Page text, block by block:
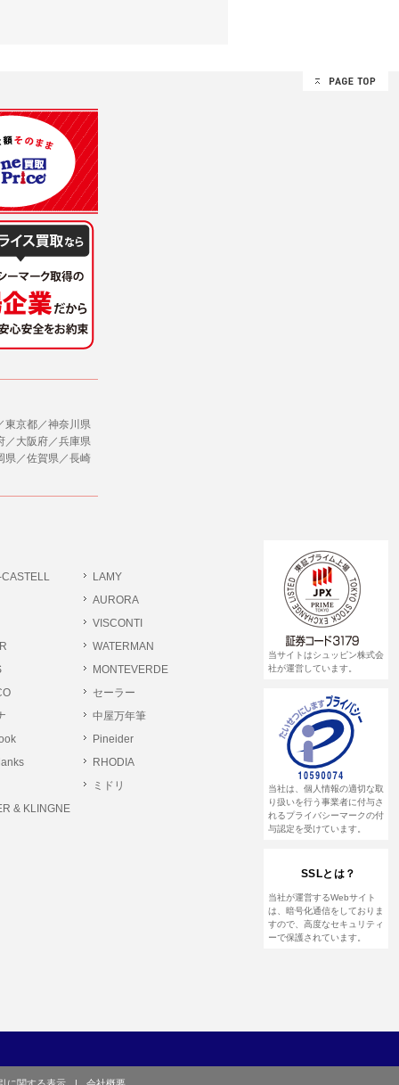
、お客様からのお申し出により利用を停
得ることが困難であるとき。
して協力する必要がある場合であって、
し、委託する場合は委託した個人データ
サービス等が利用できない場合があり
を閲覧・利用していただくためにクッ
タの削除を要求する権利があります。
提出や質問へのご回答をお願いすること
人情報相談窓口
(受付)
及び弊社が指定する個人情報などを、ユ
のとします。
、第三者の使用などによる損害の責任
きを行なうものとします。
用する過程において、弊社が知り得た情
クトメールなど）を行なう場合。
。
ザーに有益かつ便利な情報を提供する
購読の登録をするものとします。
きます。
さい。
ます。
れのある行為。
れのある行為。
れのある行為。
東京都／神奈川県
／大阪府／兵庫県
県／佐賀県／長崎
CASTELL
LAMY
AURORA
VISCONTI
WATERMAN
MONTEVERDE
セーラー
中屋万年筆
Pineider
RHODIA
ミドリ
& KLINGNE
当サイトはシュッピン株式会
社が運営しています。
当社は、個人情報の適切な取
り扱いを行う事業者に付与さ
れるプライバシーマークの付
与認定を受けています。
SSLとは？
当社が運営するWebサイト
は、暗号化通信をしておりま
すので、高度なセキュリティ
ーで保護されています。